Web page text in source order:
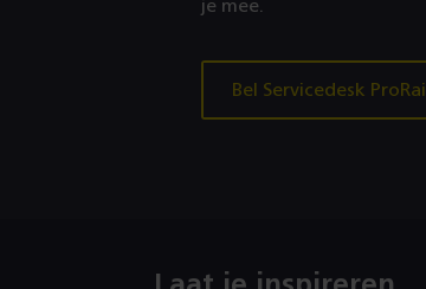
je mee.
Bel Servicedesk ProRail